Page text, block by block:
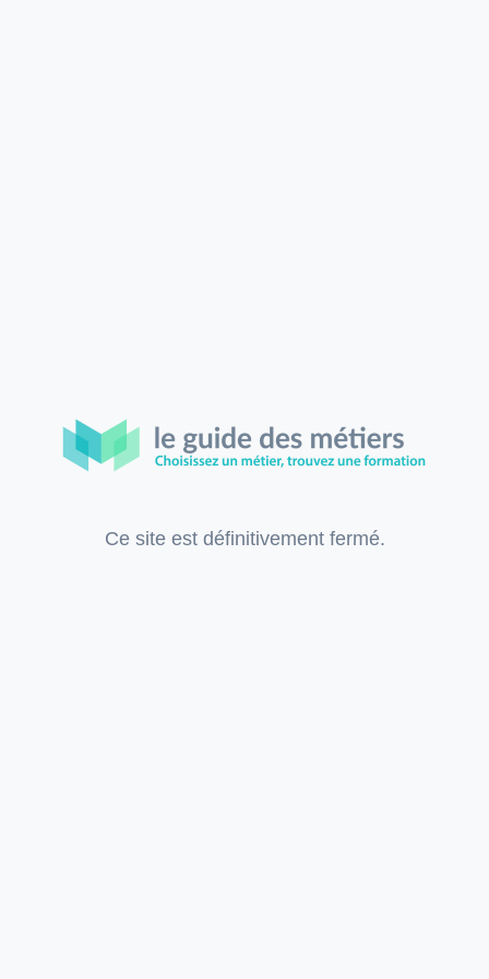
Ce site est définitivement fermé.